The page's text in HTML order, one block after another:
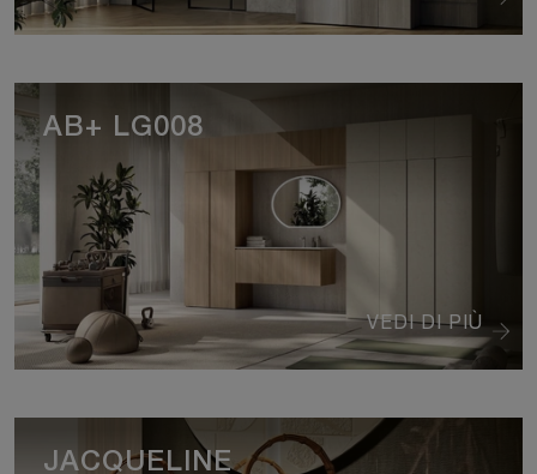
VEDI DI PIÙ
AB+ LG008
JACQUELINE